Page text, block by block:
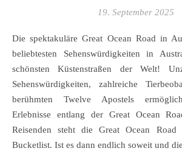
19. September 2025
Die spektakuläre Great Ocean Road in Australien ist eine der
beliebtesten Sehenswürdigkeiten in
schönsten Küstenstraßen der Welt!
Sehenswürdigkeiten, zahlreiche
berühmten Twelve Apostels
Erlebnisse entlang der Great Ocean
Reisenden steht die Great Ocean
Bucketlist. Ist es dann endlich soweit und